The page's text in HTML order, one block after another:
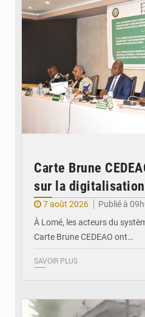
Carte Brune
sur la
7 août 2026
Publié à
À Lomé, les acteurs du
Carte Brune CEDEAO ont…
SAVOIR PLUS